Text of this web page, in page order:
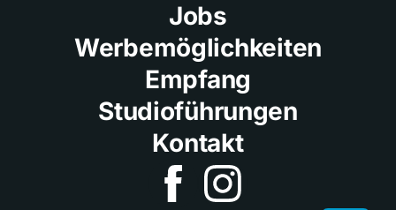
Jobs
Werbemöglichkeiten
Empfang
Studioführungen
Kontakt